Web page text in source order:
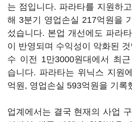
는 점입니다. 파라타를 지원하
해 3분기 영업손실 217억원을
섰습니다. 본업 개선에도 파라
이 반영되며 수익성이 악화된
수 이전 1만3000원대에서 최
습니다. 파라타는 위닉스 지원
억원, 영업손실 593억원을 기록
업계에서는 결국 현재의 사업